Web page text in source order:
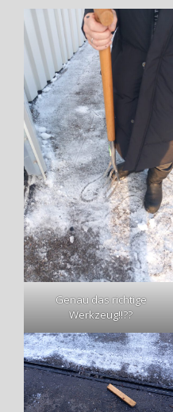
Genau das richtige
Werkzeug!!??